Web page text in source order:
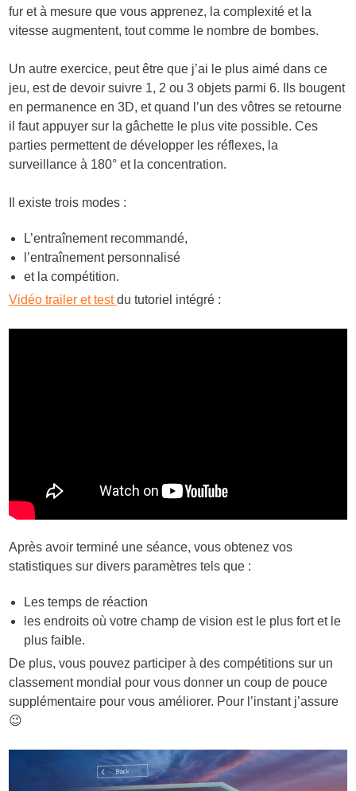
fur et à mesure que vous apprenez, la complexité et la
vitesse augmentent, tout comme le nombre de bombes.
Un autre exercice, peut être que j’ai le plus aimé dans ce
jeu, est de devoir suivre 1, 2 ou 3 objets parmi 6. Ils bougent
en permanence en 3D, et quand l’un des vôtres se retourne
il faut appuyer sur la gâchette le plus vite possible. Ces
parties permettent de développer les réflexes, la
surveillance à 180° et la concentration.
Il existe trois modes :
L’entraînement recommandé,
l’entraînement personnalisé
et la compétition.
Vidéo trailer et testdu tutoriel intégré :
Après avoir terminé une séance, vous obtenez vos
statistiques sur divers paramètres tels que :
Les temps de réaction
les endroits où votre champ de vision est le plus fort et le
plus faible.
De plus, vous pouvez participer à des compétitions sur un
classement mondial pour vous donner un coup de pouce
supplémentaire pour vous améliorer. Pour l’instant j’assure
😉